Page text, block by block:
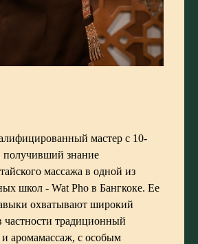
мастер с 10-
знание
массажа в одной из
школ - Wat Pho в Бангкоке. Ее
охватывают широкий
частности традиционный
аромамассаж, с особым